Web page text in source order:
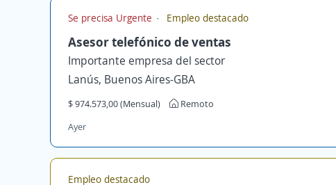
Se precisa Urgente Empleo destacado
Asesor telefónico de ventas
Importante empresa del sector
Lanús, Buenos Aires-GBA
$ 974.573,00 (Mensual)
Remoto
Ayer
Empleo destacado